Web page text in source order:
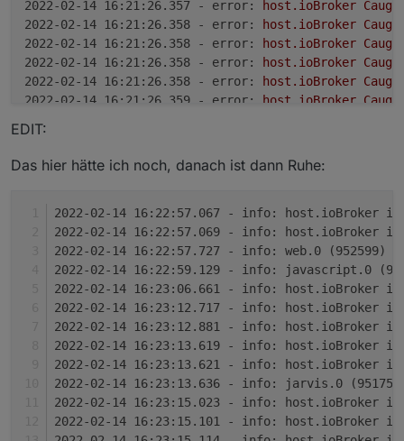
2022-02-14 16:21:26.357 - error:
host.ioBroker
2022-02-14 16:21:26.358 - error:
host.ioBroker
2022-02-14 16:21:26.358 - error:
host.ioBroker
2022-02-14 16:21:26.358 - error:
host.ioBroker
2022-02-14 16:21:26.358 - error:
host.ioBroker
2022-02-14 16:21:26.359 - error:
host.ioBroker
2022-02-14 16:21:26.359 - error:
2022-02-14 16:21:26.359 - error:
host.ioBroker
2022-02-14 16:21:26.372 - error:
2022-02-14 16:21:26.372 - error: host.ioBroker
2022-02-14 16:21:26.372 - error: host.ioBroker
2022-02-14 16:21:26.373 - error: host.ioBroker
2022-02-14 16:21:26.373 - error: host.ioBroker
2022-02-14 16:21:26.373 - error: host.ioBroker
2022-02-14 16:21:26.373 - error: host.ioBroker
2022-02-14 16:21:26.374 - error: host.ioBroker
2022-02-14 16:21:26.374 - error: host.ioBroker
2022-02-14 16:21:26.374 - info:
host.ioBroker
2022-02-14 16:21:26.375 - info:
host.ioBroker
2022-02-14 16:21:26.375 - warn:
host.ioBroker
2022-02-14 16:21:26.375 - info:
host.ioBroker
EDIT:
Das hier hätte ich noch, danach ist dann Ruhe:
2022-02-14 16:22:57.067 - info: host.ioBroker
2022-02-14 16:22:57.069 - info: host.ioBroker
2022-02-14 16:22:57.727 - info: web.0 (952599)
2022-02-14 16:22:59.129 - info: javascript.0
2022-02-14 16:23:06.661 - info: host.ioBroker
2022-02-14 16:23:12.717 - info: host.ioBroker
2022-02-14 16:23:12.881 - info: host.ioBroker
2022-02-14 16:23:13.619 - info: host.ioBroker
2022-02-14 16:23:13.621 - info: host.ioBroker
2022-02-14 16:23:13.636 - info: jarvis.0
2022-02-14 16:23:15.023 - info: host.ioBroker
2022-02-14 16:23:15.101 - info: host.ioBroker